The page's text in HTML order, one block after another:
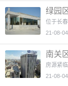
绿园
门独
位于长
21-08-04
南关
房源紧
21-08-04